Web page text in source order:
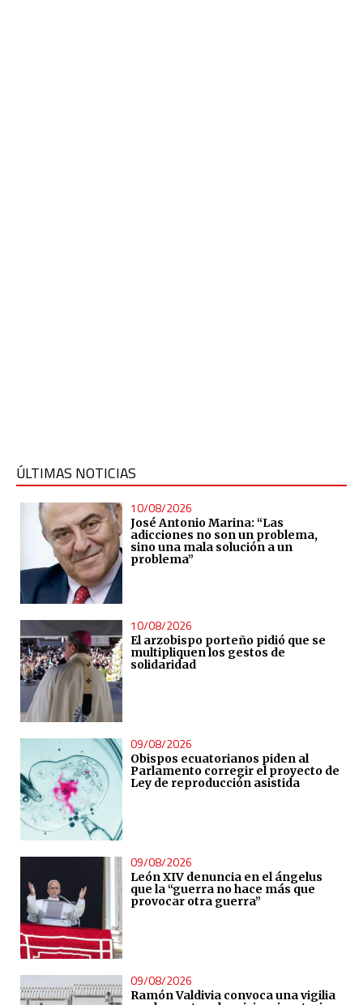
ÚLTIMAS NOTICIAS
10/08/2026
José Antonio Marina: “Las
adicciones no son un problema,
sino una mala solución a un
problema”
10/08/2026
El arzobispo porteño pidió que se
multipliquen los gestos de
solidaridad
09/08/2026
Obispos ecuatorianos piden al
Parlamento corregir el proyecto de
Ley de reproducción asistida
09/08/2026
León XIV denuncia en el ángelus
que la “guerra no hace más que
provocar otra guerra”
09/08/2026
Ramón Valdivia convoca una vigilia